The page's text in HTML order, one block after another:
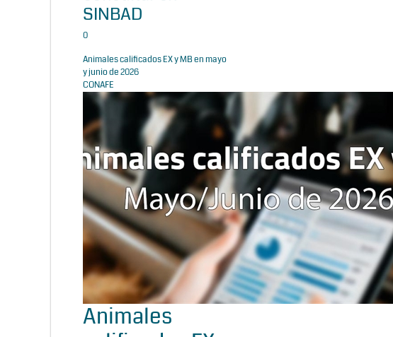
SINBAD
0
Animales calificados EX y MB en mayo
y junio de 2026
CONAFE
Animales